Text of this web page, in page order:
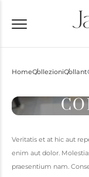
HomeCollezioniCollant
Veritatis et at hic aut
enim aut dolor.
praesentium nam.